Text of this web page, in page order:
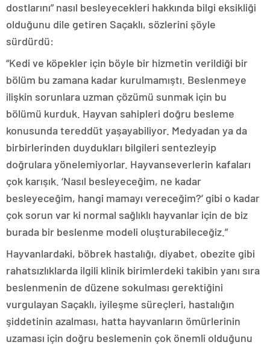
dostlarını” nasıl besleyecekleri hakkında bilgi eksikliği
olduğunu dile getiren Saçaklı, sözlerini şöyle
sürdürdü:
“Kedi ve köpekler için böyle bir hizmetin verildiği bir
bölüm bu zamana kadar kurulmamıştı. Beslenmeye
ilişkin sorunlara uzman çözümü sunmak için bu
bölümü kurduk. Hayvan sahipleri doğru besleme
konusunda tereddüt yaşayabiliyor. Medyadan ya da
birbirlerinden duydukları bilgileri sentezleyip
doğrulara yönelemiyorlar. Hayvanseverlerin kafaları
çok karışık. ‘Nasıl besleyeceğim, ne kadar
besleyeceğim, hangi mamayı vereceğim?’ gibi o kadar
çok sorun var ki normal sağlıklı hayvanlar için de biz
burada bir beslenme modeli oluşturabileceğiz.”
Hayvanlardaki, böbrek hastalığı, diyabet, obezite gibi
rahatsızlıklarda ilgili klinik birimlerdeki takibin yanı sıra
beslenmenin de düzene sokulması gerektiğini
vurgulayan Saçaklı, iyileşme süreçleri, hastalığın
şiddetinin azalması, hatta hayvanların ömürlerinin
uzaması için doğru beslemenin çok önemli olduğunu